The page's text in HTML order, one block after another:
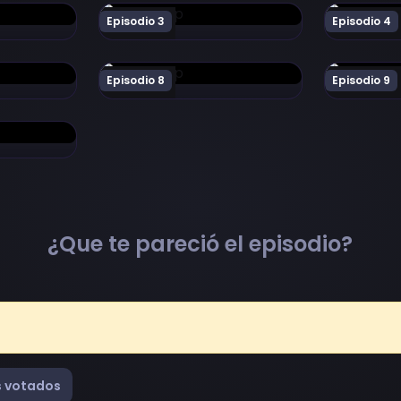
Episodio 2Episodio 3
Ver Shin Chuuka Ichiban! Episodio 3Episodio 4
Ver Shin
Episodio 7Episodio 8
Ver Shin Chuuka Ichiban! Episodio 8Episodio 9
Ver Shin
Episodio 12
¿Que te pareció el episodio?
votados